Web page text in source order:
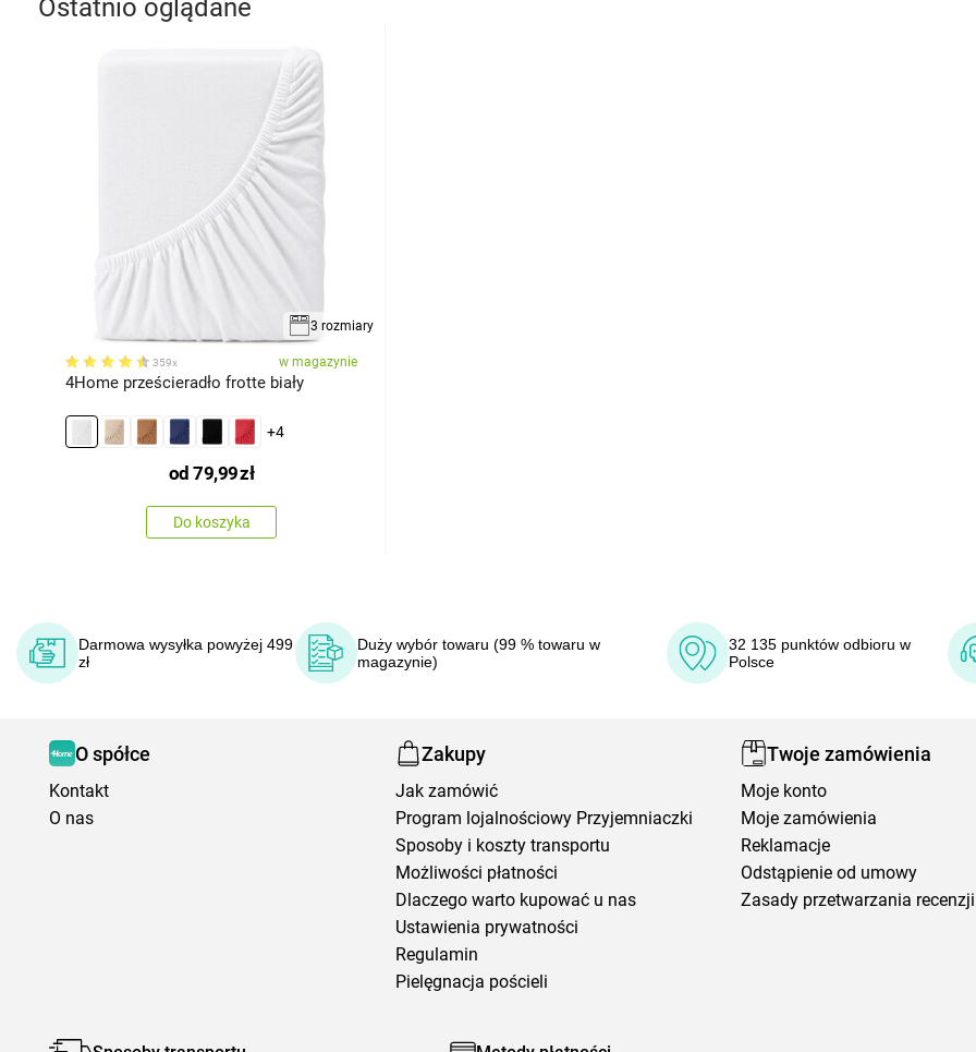
Ostatnio oglądane
3 rozmiary
359x w magazynie
4Home prześcieradło frotte biały
+4
od 79,99zł
Do koszyka
Darmowa wysyłka powyżej 499
zł
Duży wybór towaru (99 % towaru w
magazynie)
32 135 punktów odbioru w
Polsce
O spółce
Kontakt
O nas
Zakupy
Jak zamówić
Program lojalnościowy Przyjemniaczki
Sposoby i koszty transportu
Możliwości płatności
Dlaczego warto kupować u nas
Ustawienia prywatności
Regulamin
Pielęgnacja pościeli
Twoje zamówienia
Moje konto
Moje zamówienia
Reklamacje
Odstąpienie od umowy
Zasady przetwarzania recenzji